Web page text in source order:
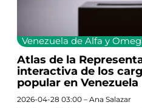
Venezuela de Alfa y
Atlas de la
interactiva de los
popular en Venezuela
2026-04-28 03:00 – Ana Salazar